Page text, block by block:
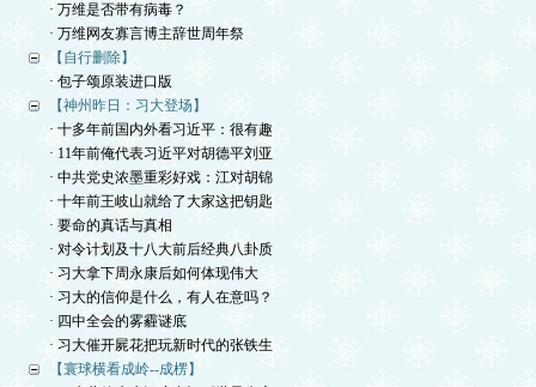
· 万维是否带有病毒？
· 万维网友寡言博主辞世周年祭
【自行删除】
· 包子颂原装进口版
【神州昨日：习大登场】
· 十多年前国内外看习近平：很有趣
· 11年前俺代表习近平对胡德平刘亚
· 中共党史浓墨重彩好戏：江对胡锦
· 十年前王岐山就给了大家这把钥匙
· 要命的真话与真相
· 对令计划及十八大前后经典八卦质
· 习大拿下周永康后如何体现伟大
· 习大的信仰是什么，有人在意吗？
· 四中全会的雾霾谜底
· 习大催开屍花把玩新时代的张铁生
【寰球横看成岭--成楞】